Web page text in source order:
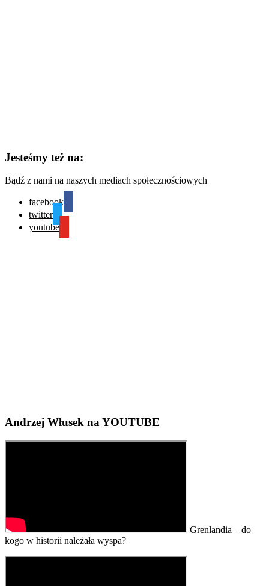
Jesteśmy też na:
Bądź z nami na naszych mediach społecznościowych
facebook
twitter
youtube
Andrzej Włusek na YOUTUBE
Grenlandia – do
kogo w historii należała wyspa?